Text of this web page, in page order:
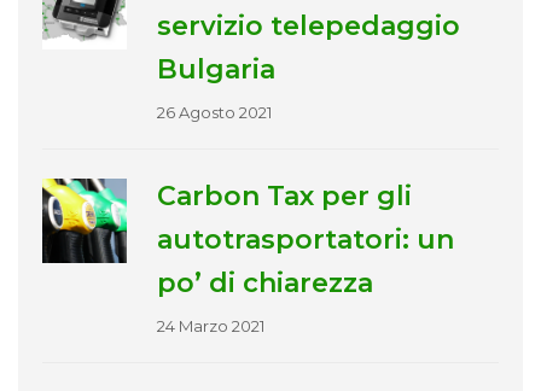
servizio telepedaggio
Bulgaria
26 Agosto 2021
Carbon Tax per gli
autotrasportatori: un
po’ di chiarezza
24 Marzo 2021